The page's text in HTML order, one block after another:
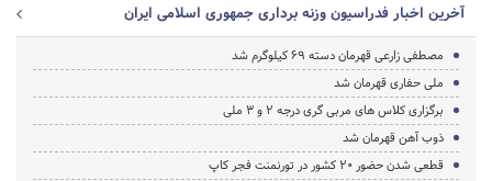
آخرین اخبار فدراسیون وزنه برداری جمهوری اسلامی ایران
مصطفی زارعی قهرمان دسته 69 کیلوگرم شد
ملی حفاری قهرمان شد
برگزاری کلاس های مربی گری درجه 2 و 3 ملی
ذوب آهن قهرمان شد
قطعی شدن حضور 20 کشور در تورنمنت فجر کاپ